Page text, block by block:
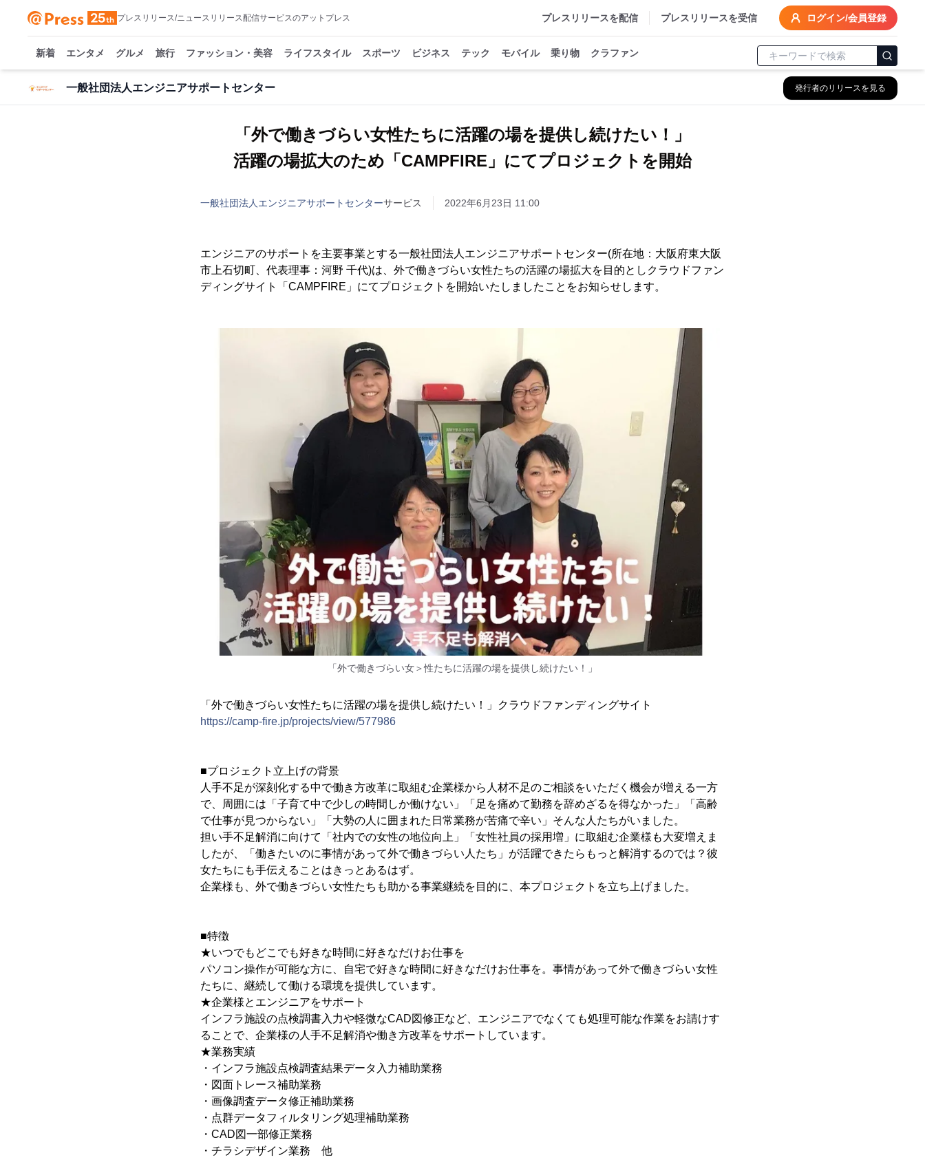
プレスリリース/ニュースリリース配信サービスのアットプレス プレスリリースを配信 プレスリリースを受信 ログイン/会員登録
新着 エンタメ グルメ 旅行 ファッション・美容 ライフスタイル スポーツ ビジネス テック モバイル 乗り物 クラファン
一般社団法人エンジニアサポートセンター 発行者のリリースを見る
「外で働きづらい女性たちに活躍の場を提供し続けたい！」
活躍の場拡大のため「CAMPFIRE」にてプロジェクトを開始
一般社団法人エンジニアサポートセンターサービス 2022年6月23日 11:00
エンジニアのサポートを主要事業とする一般社団法人エンジニアサポートセンター(所在地：大阪府東大阪
市上石切町、代表理事：河野 千代)は、外で働きづらい女性たちの活躍の場拡大を目的としクラウドファン
ディングサイト「CAMPFIRE」にてプロジェクトを開始いたしましたことをお知らせします。
「外で働きづらい女＞性たちに活躍の場を提供し続けたい！」
「外で働きづらい女性たちに活躍の場を提供し続けたい！」クラウドファンディングサイト
https://camp-fire.jp/projects/view/577986
■プロジェクト立上げの背景
人手不足が深刻化する中で働き方改革に取組む企業様から人材不足のご相談をいただく機会が増える一方
で、周囲には「子育て中で少しの時間しか働けない」「足を痛めて勤務を辞めざるを得なかった」「高齢
で仕事が見つからない」「大勢の人に囲まれた日常業務が苦痛で辛い」そんな人たちがいました。
担い手不足解消に向けて「社内での女性の地位向上」「女性社員の採用増」に取組む企業様も大変増えま
したが、「働きたいのに事情があって外で働きづらい人たち」が活躍できたらもっと解消するのでは？彼
女たちにも手伝えることはきっとあるはず。
企業様も、外で働きづらい女性たちも助かる事業継続を目的に、本プロジェクトを立ち上げました。
■特徴
★いつでもどこでも好きな時間に好きなだけお仕事を
パソコン操作が可能な方に、自宅で好きな時間に好きなだけお仕事を。事情があって外で働きづらい女性
たちに、継続して働ける環境を提供しています。
★企業様とエンジニアをサポート
インフラ施設の点検調書入力や軽微なCAD図修正など、エンジニアでなくても処理可能な作業をお請けす
ることで、企業様の人手不足解消や働き方改革をサポートしています。
★業務実績
・インフラ施設点検調査結果データ入力補助業務
・図面トレース補助業務
・画像調査データ修正補助業務
・点群データフィルタリング処理補助業務
・CAD図一部修正業務
・チラシデザイン業務 他